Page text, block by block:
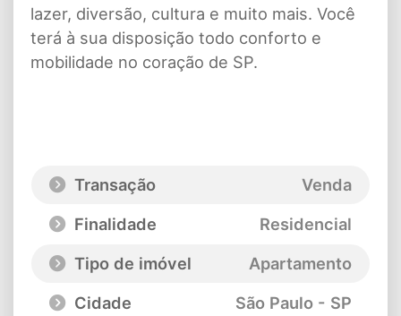
lazer, diversão, cultura e muito mais. Você
terá à sua disposição todo conforto e
mobilidade no coração de SP.
Transação
Venda
Finalidade
Residencial
Tipo de imóvel
Apartamento
Cidade
São Paulo - SP